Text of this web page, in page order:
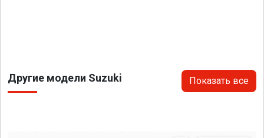
Другие модели Suzuki Показать все